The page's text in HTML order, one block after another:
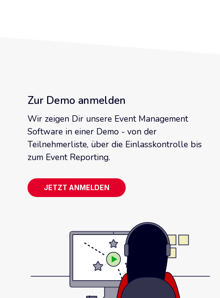
Zur Demo anmelden
Wir zeigen Dir unsere Event Management
Software in einer Demo - von der
Teilnehmerliste, über die Einlasskontrolle bis
zum Event Reporting.
JETZT ANMELDEN